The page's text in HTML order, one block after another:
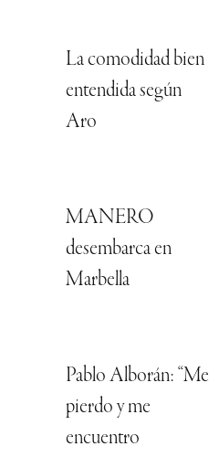
La comodidad bien
entendida según
Aro
MANERO
desembarca en
Marbella
Pablo Alborán: “Me
pierdo y me
encuentro